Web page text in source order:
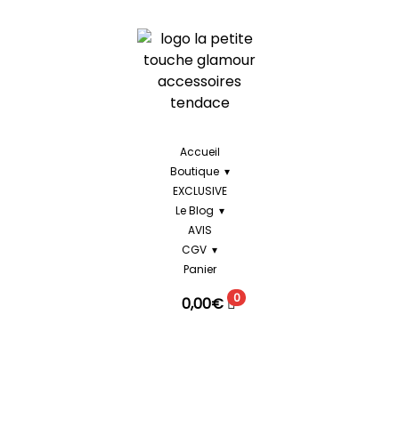
Accueil
Boutique
EXCLUSIVE
Le Blog
AVIS
CGV
Panier
0,00€ 0